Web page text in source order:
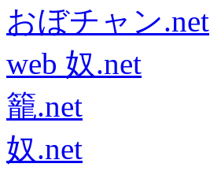
おぼチャン.net
web 奴.net
籠.net
奴.net